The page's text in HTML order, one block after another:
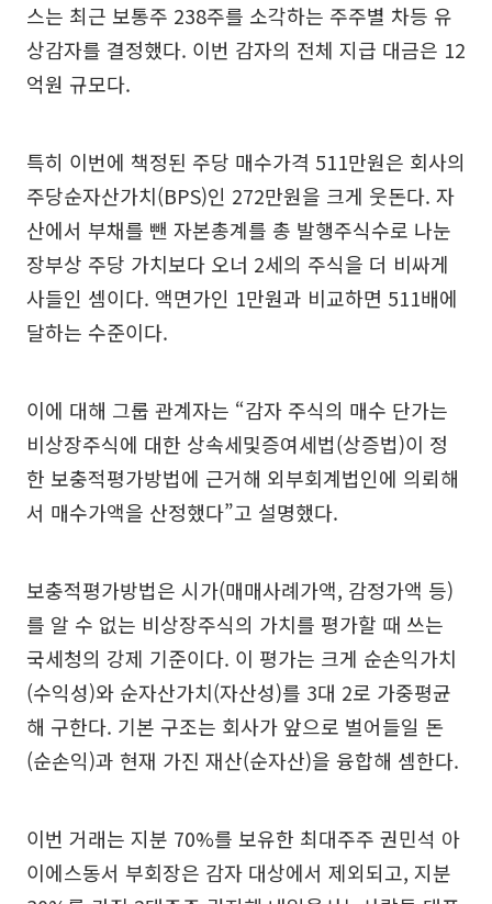
스는 최근 보통주 238주를 소각하는 주주별 차등 유
상감자를 결정했다. 이번 감자의 전체 지급 대금은 12
억원 규모다.
특히 이번에 책정된 주당 매수가격 511만원은 회사의
주당순자산가치(BPS)인 272만원을 크게 웃돈다. 자
산에서 부채를 뺀 자본총계를 총 발행주식수로 나눈
장부상 주당 가치보다 오너 2세의 주식을 더 비싸게
사들인 셈이다. 액면가인 1만원과 비교하면 511배에
달하는 수준이다.
이에 대해 그룹 관계자는 “감자 주식의 매수 단가는
비상장주식에 대한 상속세및증여세법(상증법)이 정
한 보충적평가방법에 근거해 외부회계법인에 의뢰해
서 매수가액을 산정했다”고 설명했다.
보충적평가방법은 시가(매매사례가액, 감정가액 등)
를 알 수 없는 비상장주식의 가치를 평가할 때 쓰는
국세청의 강제 기준이다. 이 평가는 크게 순손익가치
(수익성)와 순자산가치(자산성)를 3대 2로 가중평균
해 구한다. 기본 구조는 회사가 앞으로 벌어들일 돈
(순손익)과 현재 가진 재산(순자산)을 융합해 셈한다.
이번 거래는 지분 70%를 보유한 최대주주 권민석 아
이에스동서 부회장은 감자 대상에서 제외되고, 지분